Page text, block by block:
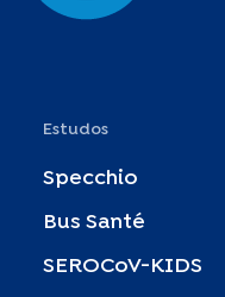
Estudos
Specchio
Bus Santé
SEROCoV-KIDS